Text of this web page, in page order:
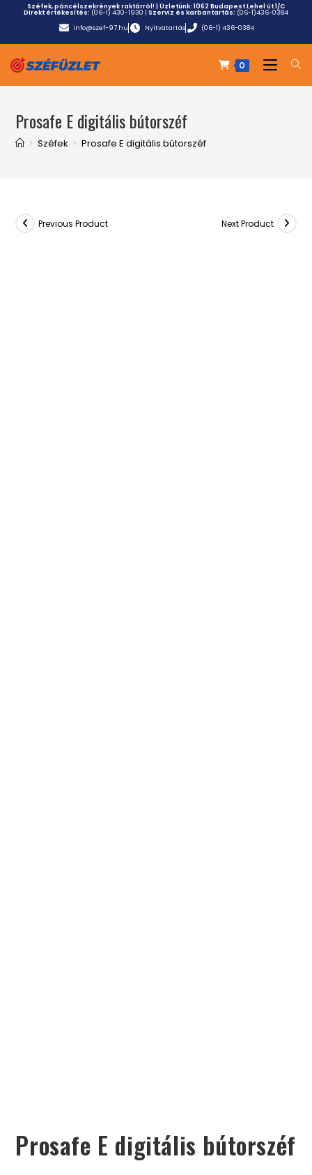
Széfek, páncélszekrények raktárról! | Üzletünk:1062 Budapest Lehel út 1/C
Direkt értékesítés: (06-1) 430-1930 | Szerviz és karbantartás: (06-1)436-0384
info@szef-97.hu
Nyitvatartás (06-1) 436-0384
0
Prosafe E digitális bútorszéf
> Széfek > Prosafe E digitális bútorszéf
Previous Product Next Product
Prosafe E digitális bútorszéf